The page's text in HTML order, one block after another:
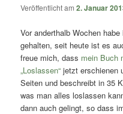
Veröffentlicht am2. Januar
Vor anderthalb Wochen
gehalten, seit heute ist es
freue mich, dass mein Buch
„Loslassen“ jetzt erschienen
Seiten und beschreibt in 35
was man alles loslassen
dann auch gelingt, so dass